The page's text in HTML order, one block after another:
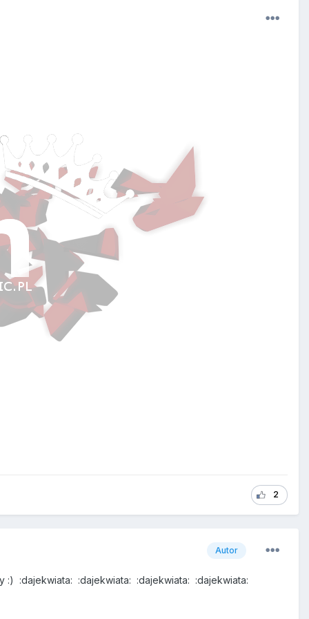
2
Autor
:) :dajekwiata: :dajekwiata: :dajekwiata: :dajekwiata: